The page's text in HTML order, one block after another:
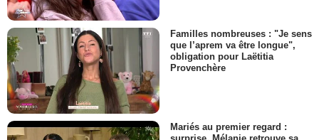
Familles nombreuses : "Je sens
que l’aprem va être longue",
obligation pour Laëtitia
Provenchère
Mariés au premier regard :